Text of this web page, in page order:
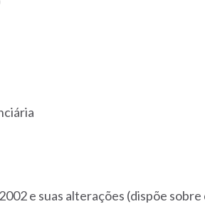
e suas alterações (dispõe sobre